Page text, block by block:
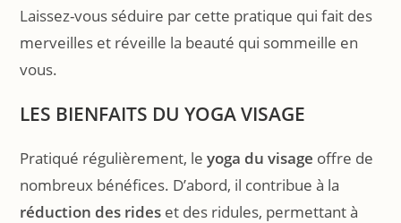
Laissez-vous séduire par cette pratique qui fait des
merveilles et réveille la beauté qui sommeille en
vous.
LES BIENFAITS DU YOGA VISAGE
Pratiqué régulièrement, leyoga du visage offre de
nombreux bénéfices. D’abord, il contribue à la
réduction des rides et des ridules, permettant à